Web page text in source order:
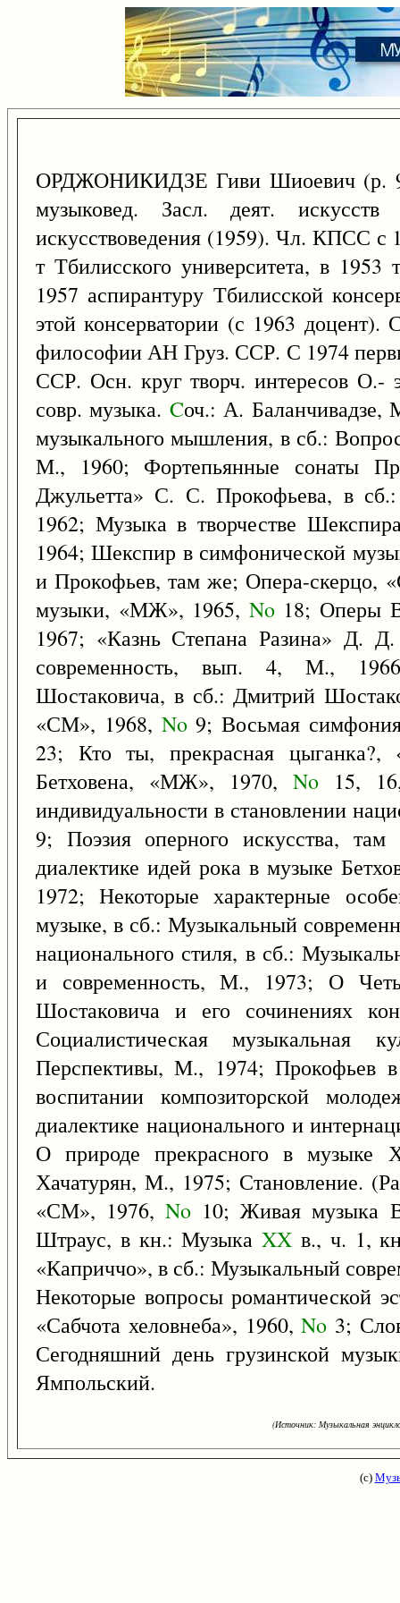
ОРДЖОНИКИДЗЕ Гиви Шиоевич (р.
музыковед. Засл. деят.
искусствоведения (1959). Чл. КПСС с
т Тбилисского университета, в 1953
1957 аспирантуру Тбилисской
этой консерватории (с 1963
философии АН Груз. ССР. С 1974
ССР. Осн. круг творч. интересов О.-
совр. музыка. Cоч.: А.
музыкального мышления, в сб.:
М., 1960; Фортепьянные сонаты
Джульетта» С. С. Прокофьева, в
1962; Музыка в творчестве
1964; Шекспир в симфонической
и Прокофьев, там же; Опера-скерцо,
музыки, «МЖ», 1965, No18; Оперы
1967; «Казнь Степана Разина» Д.
современность, вып. 4, М.,
Шостаковича, в сб.: Дмитрий
«СМ», 1968, No9; Восьмая
23; Кто ты, прекрасная
Бетховена, «МЖ», 1970, No15, 16,
индивидуальности в становлении
9; Поэзия оперного искусства,
диалектике идей рока в музыке
1972; Некоторые характерные
музыке, в сб.: Музыкальный
национального стиля, в сб.:
и современность, М., 1973; О
Шостаковича и его сочинениях
Социалистическая музыкальная
Перспективы, М., 1974;
воспитании композиторской
диалектике национального и
О природе прекрасного в музыке
Хачатурян, М., 1975; Становление.
«СМ», 1976,No 10; Живая музыка
Штраус, в кн.: МузыкаXX в., ч. 1,
«Каприччо», в сб.: Музыкальный
Некоторые вопросы романтической
«Сабчота хеловнеба», 1960,No 3;
Сегодняшний день грузинской
Ямпольский.
(Источник: Музыкальная
(с)